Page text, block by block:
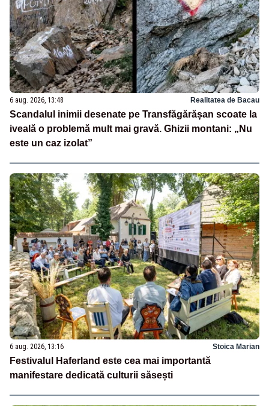
6 aug. 2026, 13:48 Realitatea de Bacau
Scandalul inimii desenate pe Transfăgărășan scoate la
iveală o problemă mult mai gravă. Ghizii montani: „Nu
este un caz izolat”
6 aug. 2026, 13:16 Stoica Marian
Festivalul Haferland este cea mai importantă
manifestare dedicată culturii săsești